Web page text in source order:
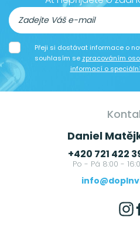
Přeji si dostávat informace o
souhlasím se zpracováním
informací o
Daniel
+420 721 422
Po - Pá 8:00 -